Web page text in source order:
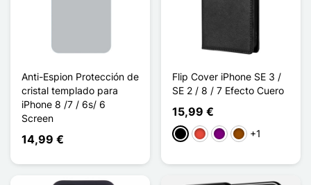
Anti-Espion Protección de
cristal templado para
iPhone 8 /7 / 6s/ 6
Screen
14,99 €
Flip Cover iPhone SE 3 /
SE 2 / 8 / 7 Efecto Cuero
15,99 €
NegroRojoPúrpuraMarrón
+1